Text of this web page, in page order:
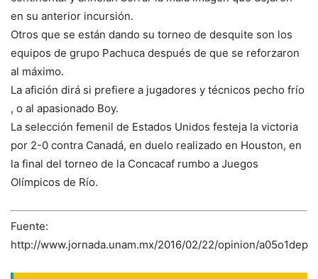
en su anterior incursión.
Otros que se están dando su torneo de desquite son los
equipos de grupo Pachuca después de que se reforzaron
al máximo.
La afición dirá si prefiere a jugadores y técnicos pecho frío
, o al apasionado Boy.
La selección femenil de Estados Unidos festeja la victoria
por 2-0 contra Canadá, en duelo realizado en Houston, en
la final del torneo de la Concacaf rumbo a Juegos
Olímpicos de Río.
Fuente:
http://www.jornada.unam.mx/2016/02/22/opinion/a05o1dep